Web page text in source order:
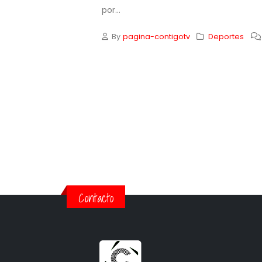
por...
By pagina-contigotv Deportes
Contacto